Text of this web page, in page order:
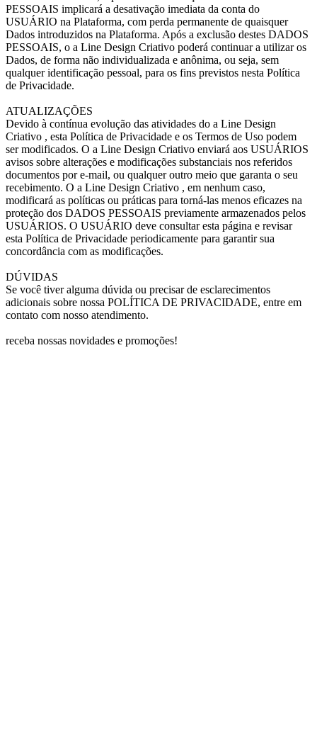
PESSOAIS implicará a desativação imediata da conta do
USUÁRIO na Plataforma, com perda permanente de quaisquer
Dados introduzidos na Plataforma. Após a exclusão destes DADOS
PESSOAIS, o a Line Design Criativo poderá continuar a utilizar os
Dados, de forma não individualizada e anônima, ou seja, sem
qualquer identificação pessoal, para os fins previstos nesta Política
de Privacidade.
ATUALIZAÇÕES
Devido à contínua evolução das atividades do a Line Design
Criativo , esta Política de Privacidade e os Termos de Uso podem
ser modificados. O a Line Design Criativo enviará aos USUÁRIOS
avisos sobre alterações e modificações substanciais nos referidos
documentos por e-mail, ou qualquer outro meio que garanta o seu
recebimento. O a Line Design Criativo , em nenhum caso,
modificará as políticas ou práticas para torná-las menos eficazes na
proteção dos DADOS PESSOAIS previamente armazenados pelos
USUÁRIOS. O USUÁRIO deve consultar esta página e revisar
esta Política de Privacidade periodicamente para garantir sua
concordância com as modificações.
DÚVIDAS
Se você tiver alguma dúvida ou precisar de esclarecimentos
adicionais sobre nossa POLÍTICA DE PRIVACIDADE, entre em
contato com nosso atendimento.
receba nossas novidades e promoções!